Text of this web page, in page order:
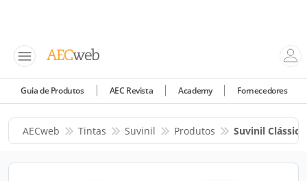
Guia de Produtos AEC Revista Academy Fornecedores
AECweb Tintas Suvinil Produtos Suvinil Clássica